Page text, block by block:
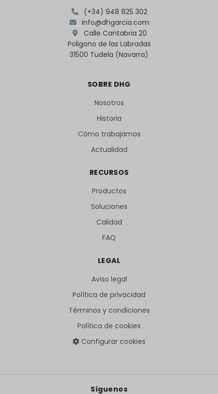
(+34) 948 825 302
info@dhgarcia.com
Calle Cantabria 20
Poligono de las Labradas
31500 Tudela (Navarra)
SOBRE DHG
Nosotros
Historia
Cómo trabajamos
Actualidad
RECURSOS
Productos
Soluciones
Calidad
FAQ
LEGAL
Aviso legal
Política de privacidad
Términos y condiciones
Política de cookies
Configurar cookies
Síguenos